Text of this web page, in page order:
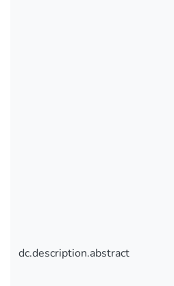
dc.description.abstract